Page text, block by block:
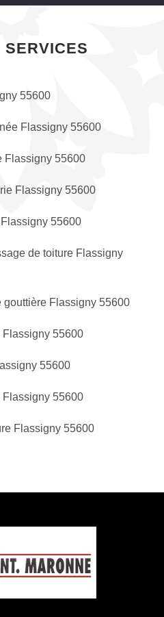
SERVICES
55600
Flassigny 55600
Flassigny 55600
Flassigny 55600
55600
de toiture Flassigny
gouttière Flassigny 55600
Flassigny 55600
55600
55600
Flassigny 55600